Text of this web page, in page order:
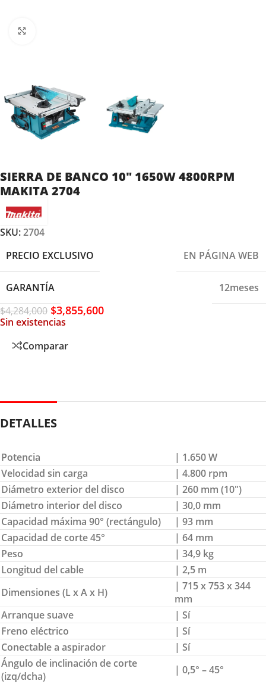
SIERRA DE BANCO 10″ 1650W 4800RPM
MAKITA 2704
SKU:2704
PRECIO EXCLUSIVO
EN PÁGINA WEB
GARANTÍA
12meses
$4,284,000 $3,855,600
Sin existencias
Comparar
DETALLES
Potencia
| 1.650 W
Velocidad sin carga
| 4.800 rpm
Diámetro exterior del disco
| 260 mm (10″)
Diámetro interior del disco
| 30,0 mm
Capacidad máxima 90° (rectángulo)
| 93 mm
Capacidad de corte 45°
| 64 mm
Peso
| 34,9 kg
Longitud del cable
| 2,5 m
Dimensiones (L x A x H)
| 715 x 753 x 344
mm
Arranque suave
| Sí
Freno eléctrico
| Sí
Conectable a aspirador
| Sí
Ángulo de inclinación de corte
(izq/dcha)
| 0,5° – 45°